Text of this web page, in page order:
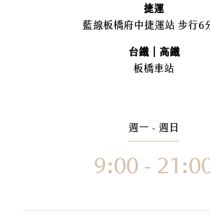
捷運
藍線板橋府中捷運站 步行6
台鐵｜高鐵
板橋車站
週一 - 週日
9:00 -